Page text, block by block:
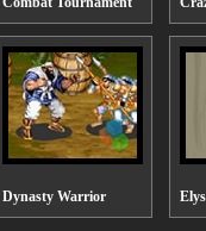
Dynasty Warrior